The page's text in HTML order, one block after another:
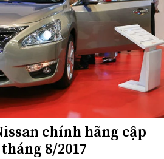
chính hãng cập
8/2017